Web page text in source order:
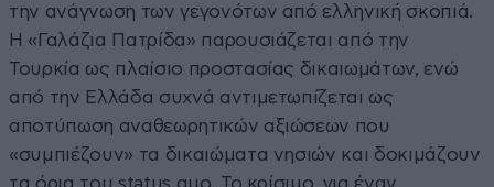
την ανάγνωση των γεγονότων από ελληνική σκοπιά.
Η «Γαλάζια Πατρίδα» παρουσιάζεται από την
Τουρκία ως πλαίσιο προστασίας δικαιωμάτων, ενώ
από την Ελλάδα συχνά αντιμετωπίζεται ως
αποτύπωση αναθεωρητικών αξιώσεων που
«συμπιέζουν» τα δικαιώματα νησιών και δοκιμάζουν
τα όρια του status quo. Το κρίσιμο, για έναν